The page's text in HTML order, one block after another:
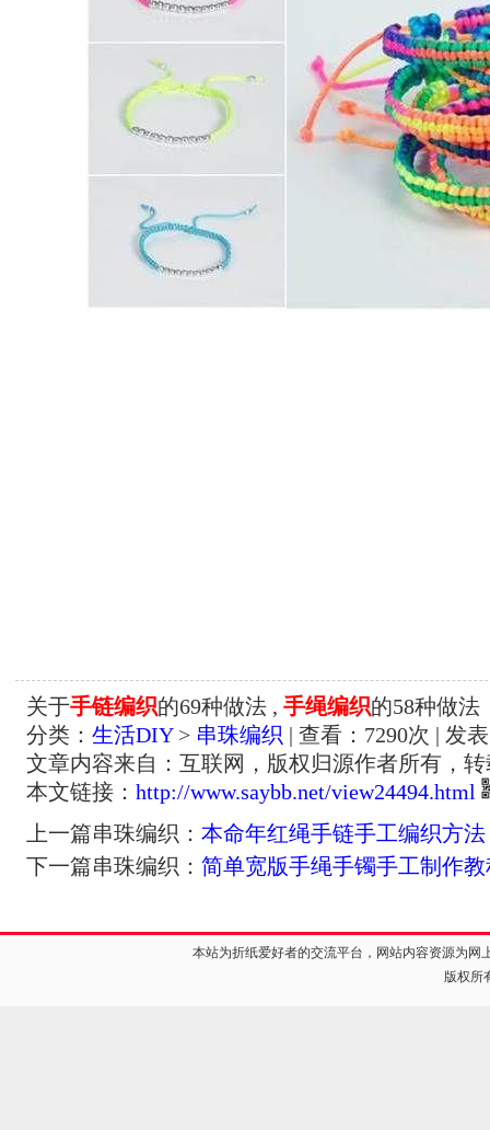
关于手链编织的69种做法 , 手绳编织的58种做法
分类： 生活DIY> 串珠编织 | 查看： 7290次 | 发
文章内容来自：互联网，版权归源作者所有，
本文链接： http://www.saybb.net/view24494.html
上一篇串珠编织： 本命年红绳手链手工编织方法
下一篇串珠编织： 简单宽版手绳手镯手工制作教
本站为折纸爱好者的交流平台，网站内容资源为
版权所